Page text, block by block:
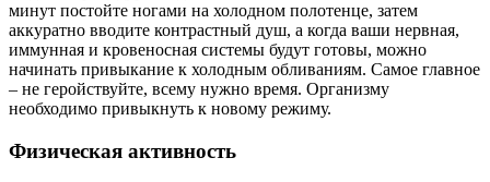
минут постойте ногами на холодном полотенце, затем
аккуратно вводите контрастный душ, а когда ваши нервная,
иммунная и кровеносная системы будут готовы, можно
начинать привыкание к холодным обливаниям. Самое главное
– не геройствуйте, всему нужно время. Организму
необходимо привыкнуть к новому режиму.
Физическая активность